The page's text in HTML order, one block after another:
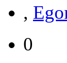
,
0